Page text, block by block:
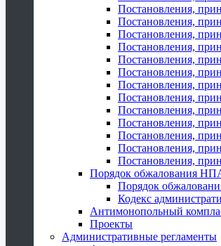
Постановления,
Постановления,
Постановления,
Постановления,
Постановления,
Постановления,
Постановления,
Постановления,
Постановления,
Постановления,
Постановления,
Постановления,
Постановления,
Порядок обжалования
Порядок
Кодекс
Антимонопольный
Проекты
Административные регламенты